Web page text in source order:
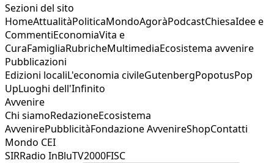
Sezioni del sito
HomeAttualitàPoliticaMondoAgoràPodcastChiesaIdee e
CommentiEconomiaVita e
CuraFamigliaRubricheMultimediaEcosistema avvenire
Pubblicazioni
Edizioni localiL'economia civileGutenbergPopotusPop
UpLuoghi dell'Infinito
Avvenire
Chi siamoRedazioneEcosistema
AvvenirePubblicitàFondazione AvvenireShopContatti
Mondo CEI
SIRRadio InBluTV2000FISC